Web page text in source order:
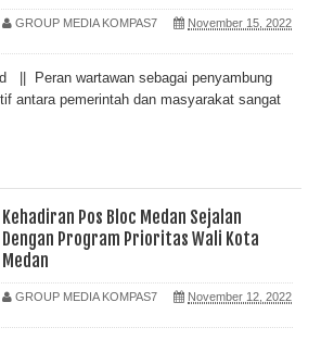
GROUP MEDIA KOMPAS7
November 15, 2022
|| Peran wartawan sebagai penyambung
antara pemerintah dan masyarakat sangat
Kehadiran Pos Bloc Medan Sejalan
Dengan Program Prioritas Wali Kota
Medan
GROUP MEDIA KOMPAS7
November 12, 2022